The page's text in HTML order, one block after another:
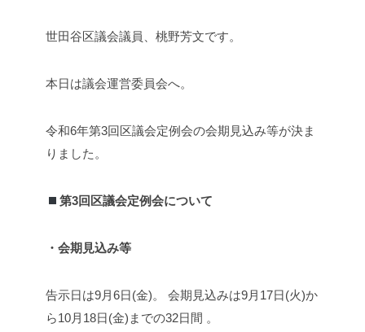
世田谷区議会議員、桃野芳文です。
本日は議会運営委員会へ。
令和6年第3回区議会定例会の会期見込み等が決ま
りました。
第3回区議会定例会について
・会期見込み等
告示日は9月6日(金)。 会期見込みは9月17日(火)か
ら10月18日(金)までの32日間 。